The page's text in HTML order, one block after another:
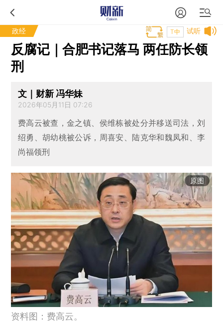
政经 试听
T中
反腐记｜合肥书记落马 两任防长领
刑
文｜财新 冯华妹
2026年05月11日 07:26
费高云被查，金之镇、侯维栋被处分并移送司法，刘
绍勇、胡幼桃被公诉，周喜安、陆克华和魏凤和、李
尚福领刑
原图
资料图：费高云。